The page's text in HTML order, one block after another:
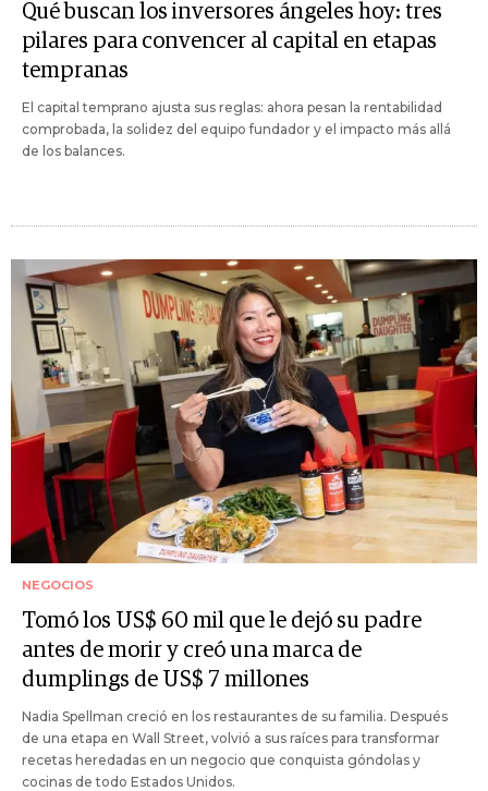
Qué buscan los inversores ángeles hoy: tres
pilares para convencer al capital en etapas
tempranas
El capital temprano ajusta sus reglas: ahora pesan la rentabilidad
comprobada, la solidez del equipo fundador y el impacto más allá
de los balances.
NEGOCIOS
Tomó los US$ 60 mil que le dejó su padre
antes de morir y creó una marca de
dumplings de US$ 7 millones
Nadia Spellman creció en los restaurantes de su familia. Después
de una etapa en Wall Street, volvió a sus raíces para transformar
recetas heredadas en un negocio que conquista góndolas y
cocinas de todo Estados Unidos.